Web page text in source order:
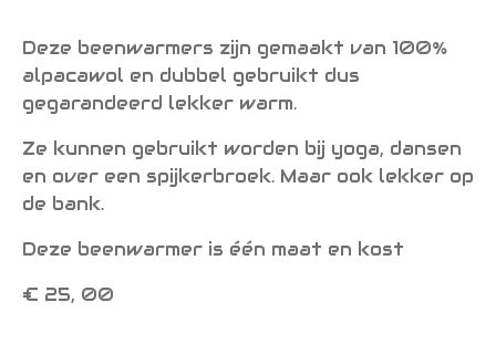
Deze beenwarmers zijn gemaakt van 100%
alpacawol en dubbel gebruikt dus
gegarandeerd lekker warm.
Ze kunnen gebruikt worden bij yoga, dansen
en over een spijkerbroek. Maar ook lekker op
de bank.
Deze beenwarmer is één maat en kost
€ 25, 00